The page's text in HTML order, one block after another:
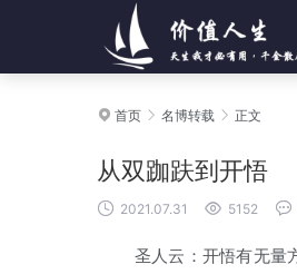
 首页  名博转载  正文
从双跏趺到开悟
 2021.07.31  5152 
圣人云：开悟有无量方